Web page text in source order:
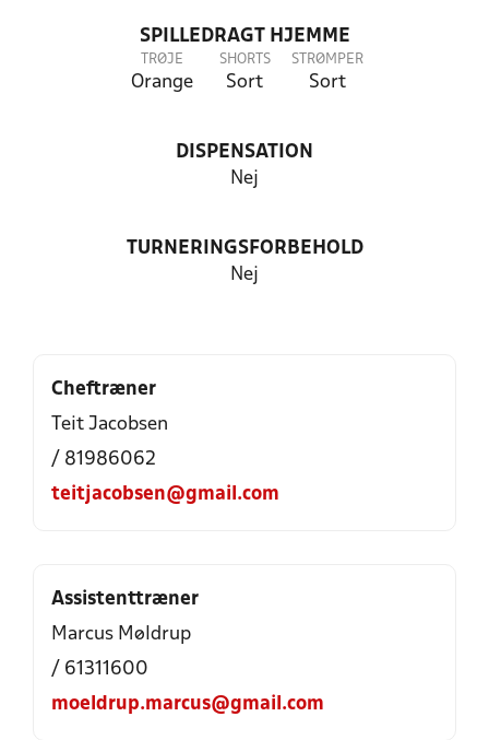
SPILLEDRAGT HJEMME
TRØJE
Orange
SHORTS
Sort
STRØMPER
Sort
DISPENSATION
Nej
TURNERINGSFORBEHOLD
Nej
Cheftræner
Teit Jacobsen
/ 81986062
teitjacobsen@gmail.com
Assistenttræner
Marcus Møldrup
/ 61311600
moeldrup.marcus@gmail.com